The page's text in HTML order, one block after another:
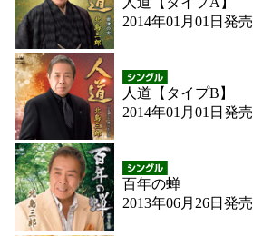
2014年01月01日発売
人道【タイプB】
2014年01月01日発売
百年の蝉
2013年06月26日発売